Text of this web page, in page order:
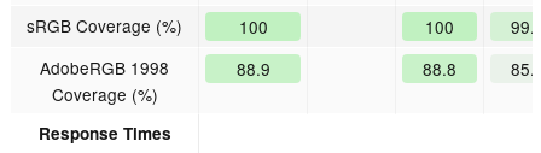
sRGB Coverage (%) 100 100
AdobeRGB 1998
Coverage (%)
88.9 88.8
Response Times